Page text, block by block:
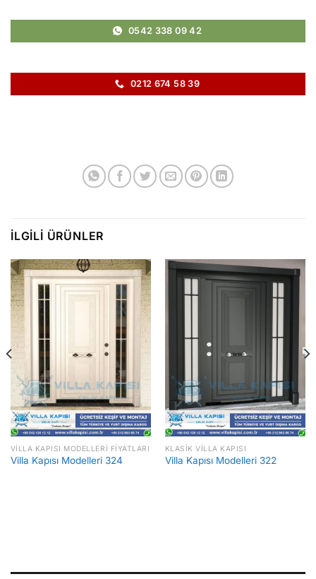
0542 338 09 42
0212 674 58 39
İLGILI ÜRÜNLER
VILLA KAPISI MODELLERI FIYATLARI
Villa Kapısı Modelleri 324
KLASIK VILLA KAPISI
Villa Kapısı Modelleri 322